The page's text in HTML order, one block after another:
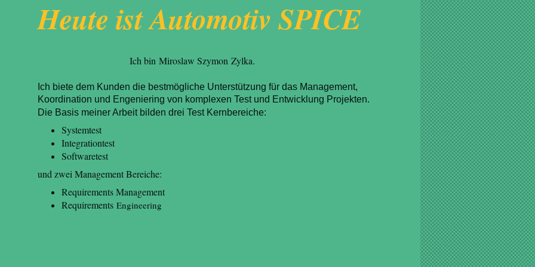
Heute ist Automotiv SPICE
Ich bin Miroslaw Szymon Zylka.
Ich biete dem Kunden die bestmögliche Unterstützung für das Management,
Koordination und Engeniering von komplexen Test und Entwicklung Projekten.
Die Basis meiner Arbeit bilden drei Test Kernbereiche:
Systemtest
Integrationtest
Softwaretest
und zwei Management Bereiche:
Requirements Management
Requirements Engineering